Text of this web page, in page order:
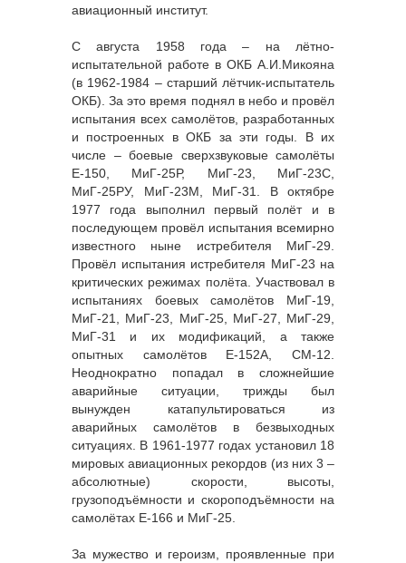
авиационный институт.
С августа 1958 года – на лётно-
испытательной работе в ОКБ А.И.Микояна
(в 1962-1984 – старший лётчик-испытатель
ОКБ). За это время поднял в небо и провёл
испытания всех самолётов, разработанных
и построенных в ОКБ за эти годы. В их
числе – боевые сверхзвуковые самолёты
Е-150, МиГ-25Р, МиГ-23, МиГ-23С,
МиГ-25РУ, МиГ-23М, МиГ-31. В октябре
1977 года выполнил первый полёт и в
последующем провёл испытания всемирно
известного ныне истребителя МиГ-29.
Провёл испытания истребителя МиГ-23 на
критических режимах полёта. Участвовал в
испытаниях боевых самолётов МиГ-19,
МиГ-21, МиГ-23, МиГ-25, МиГ-27, МиГ-29,
МиГ-31 и их модификаций, а также
опытных самолётов Е-152А, СМ-12.
Неоднократно попадал в сложнейшие
аварийные ситуации, трижды был
вынужден катапультироваться из
аварийных самолётов в безвыходных
ситуациях. В 1961-1977 годах установил 18
мировых авиационных рекордов (из них 3 –
абсолютные) скорости, высоты,
грузоподъёмности и скороподъёмности на
самолётах Е-166 и МиГ-25.
За мужество и героизм, проявленные при